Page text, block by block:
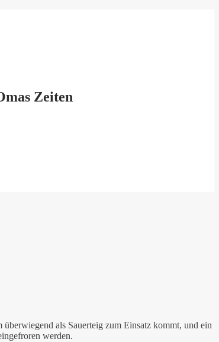
Zeiten
als Sauerteig zum Einsatz kommt, und ein
werden.